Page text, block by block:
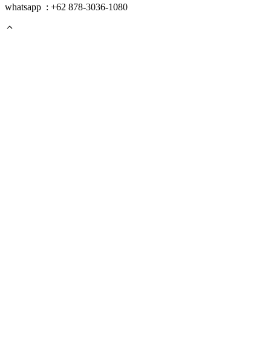
whatsapp : +62 878-3036-1080